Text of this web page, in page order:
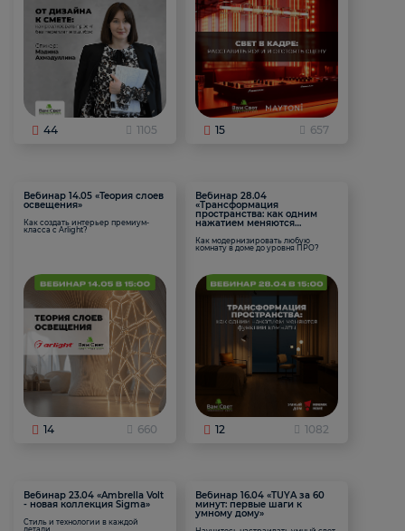
44 1105 15 657
Вебинар 14.05 «Теория слоев
освещения»
Как создать интерьер премиум-
класса с Arlight?
14 660
Вебинар 28.04
«Трансформация
пространства: как одним
нажатием меняются
Как модернизировать любую
комнату в доме до уровня ПРО?
12 1082
Вебинар 23.04 «Ambrella Volt
- новая коллекция Sigma»
Стиль и технологии в каждой
Вебинар 16.04 «TUYA за 60
минут: первые шаги к
умному дому»